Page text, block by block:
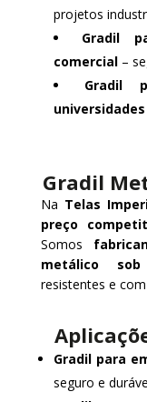
projetos
Gradil
comercial–
Gradil
universidades
Gradil
Na Telas
preço
Somos
metálico sob
resistentes e
Gradil para
seguro e